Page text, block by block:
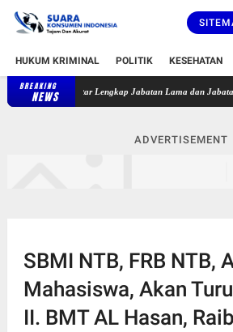
HUKUM KRIMINAL POLITIK KESEHATAN
BREAKING
NEWS
Berikut Daftar Lengkap Jabatan Lama dan Jabatan Baru
ADVERTISEMENT
SBMI NTB, FRB NTB,
Mahasiswa, Akan
II. BMT AL Hasan,